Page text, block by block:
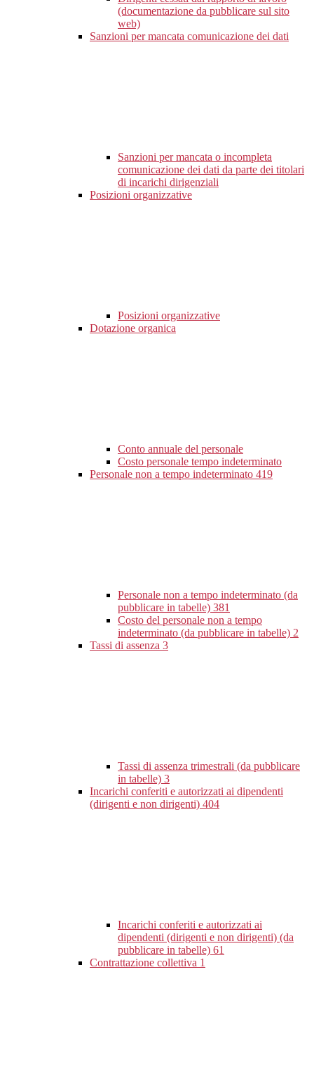
(documentazione da pubblicare sul sito
web)
Sanzioni per mancata comunicazione dei dati
Sanzioni per mancata o incompleta
comunicazione dei dati da parte dei titolari
di incarichi dirigenziali
Posizioni organizzative
Posizioni organizzative
Dotazione organica
Conto annuale del personale
Costo personale tempo indeterminato
Personale non a tempo indeterminato 419
Personale non a tempo indeterminato (da
pubblicare in tabelle) 381
Costo del personale non a tempo
indeterminato (da pubblicare in tabelle) 2
Tassi di assenza 3
Tassi di assenza trimestrali (da pubblicare
in tabelle) 3
Incarichi conferiti e autorizzati ai dipendenti
(dirigenti e non dirigenti) 404
Incarichi conferiti e autorizzati ai
dipendenti (dirigenti e non dirigenti) (da
pubblicare in tabelle) 61
Contrattazione collettiva 1